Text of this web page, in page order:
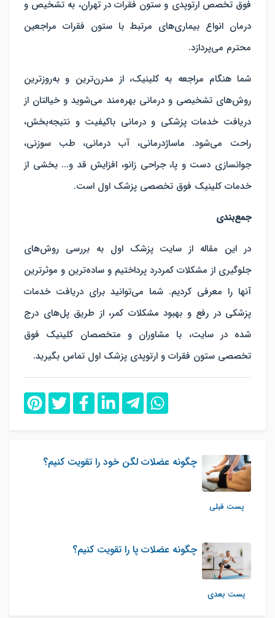
فوق تخصص ارتوپدی و ستون فقرات در تهران، به تشخیص و
درمان انواع بیماری‌های مرتبط با ستون فقرات مراجعین
محترم می‌پردازد.
شما هنگام مراجعه به کلینیک، از مدرن‌ترین و به‌روزترین
روش‌های تشخیصی و درمانی بهره‌مند می‌شوید و خیالتان از
دریافت خدمات پزشکی و درمانی باکیفیت و نتیجه‌بخش،
راحت می‌شود. ماساژدرمانی، آب درمانی، طب سوزنی،
جوانسازی دست و پا، جراحی زانو، افزایش قد و... بخشی از
خدمات کلینیک فوق تخصصی پزشک اول است.
جمع‌بندی
در این مقاله از سایت پزشک اول به بررسی روش‌های
جلوگیری از مشکلات کمردرد پرداختیم و ساده‌ترین و موثرترین
آنها را معرفی کردیم. شما می‌توانید برای دریافت خدمات
پزشکی در رفع و بهبود مشکلات کمر، از طریق پل‌های درج
شده در سایت، با مشاوران و متخصصان کلینیک فوق
تخصصی ستون فقرات و ارتوپدی پزشک اول تماس بگیرید.
پست قبلی
چگونه عضلات لگن خود را تقویت کنیم؟
پست بعدی
چگونه عضلات پا را تقویت کنیم؟